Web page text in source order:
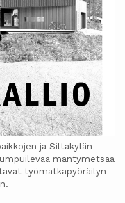
ja Siltakylän
mäntymetsää
työmatkapyöräilyn